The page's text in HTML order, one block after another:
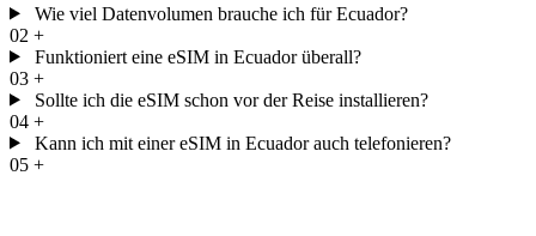
Wie viel Datenvolumen brauche ich für Ecuador?
02 +
Funktioniert eine eSIM in Ecuador überall?
03 +
Sollte ich die eSIM schon vor der Reise installieren?
04 +
Kann ich mit einer eSIM in Ecuador auch telefonieren?
05 +